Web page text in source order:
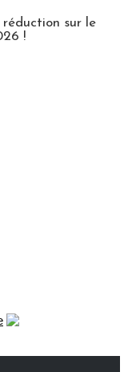
réduction sur le
!